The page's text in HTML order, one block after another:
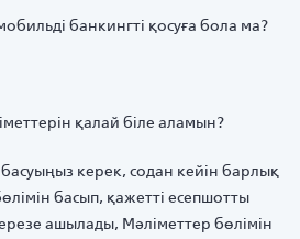
банкингті қосуға бола ма?
қалай біле аламын?
керек, содан кейін барлық
басып, қажетті есепшотты
ашылады, Мәліметтер бөлімін